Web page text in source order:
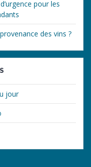
pour les
des vins ?
jour